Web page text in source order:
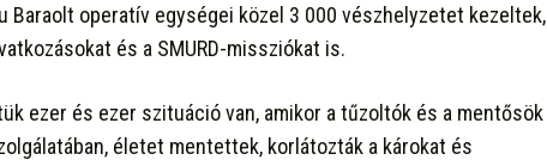
Baraolt operatív egységei közel 3 000 vészhelyzetet kezeltek,
és a SMURD-missziókat is.
ezer és ezer szituáció van, amikor a tűzoltók és a mentősök
életet mentettek, korlátozták a károkat és